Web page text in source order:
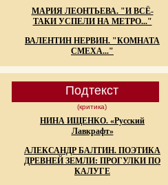
МАРИЯ ЛЕОНТЬЕВА. "И ВСЁ-
ТАКИ УСПЕЛИ НА МЕТРО..."
ВАЛЕНТИН НЕРВИН. "КОМНАТА
СМЕХА..."
Подтекст
(критика)
НИНА ИЩЕНКО. «Русский
Лавкрафт»
АЛЕКСАНДР БАЛТИН. ПОЭТИКА
ДРЕВНЕЙ ЗЕМЛИ: ПРОГУЛКИ ПО
КАЛУГЕ